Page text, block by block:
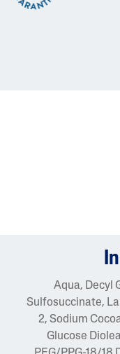
Aqua, Decyl
Sulfosuccinate,
2, Sodium
Glucose